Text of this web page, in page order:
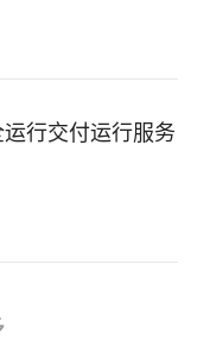
行交付运行服务
安全运行服务